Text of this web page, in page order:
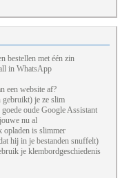
bestellen met één zin
in WhatsApp
een website af?
gebruikt) je ze slim
oude Google Assistant
nu al
opladen is slimmer
hij in je bestanden snuffelt)
je klembordgeschiedenis